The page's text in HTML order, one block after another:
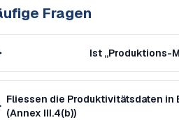
Fragen
Ist „Produktions-
Fliessen die Produktivitätsdaten
(Annex III.4(b))